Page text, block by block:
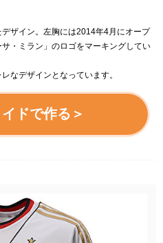
ザイン。左胸には2014年4月にオープ
・ミラン」のロゴをマーキングしてい
なデザインとなっています。
ドで作る＞